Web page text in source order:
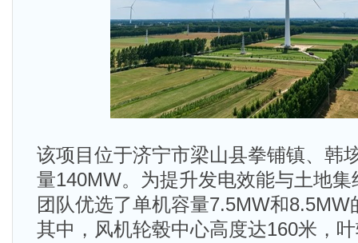
该项目位于济宁市梁山县拳铺镇、韩
量140MW。为提升发电效能与土地
团队优选了单机容量7.5MW和
其中，风机轮毂中心高度达160米，